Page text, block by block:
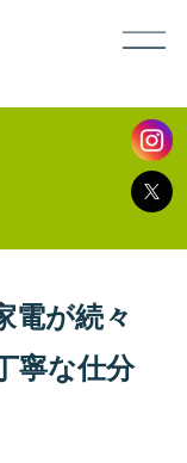
電が続々
寧な仕分